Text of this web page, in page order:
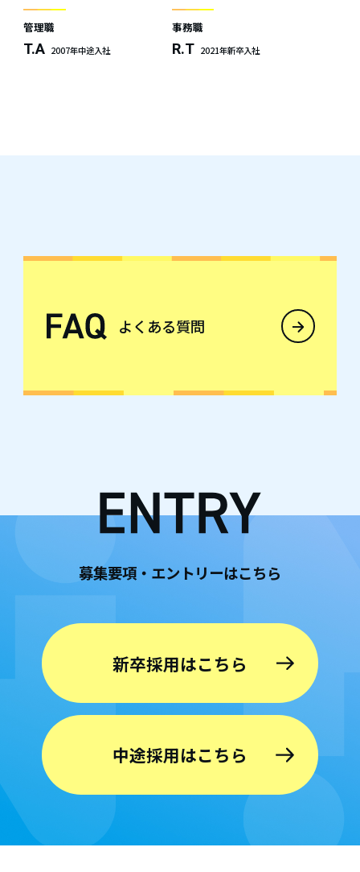
管理職
T.A 2007年中途入社
ずつ
事務職
R.T 2021年新卒入社
よくある質問
募集要項・エントリーはこちら
新卒採用はこちら
中途採用はこちら